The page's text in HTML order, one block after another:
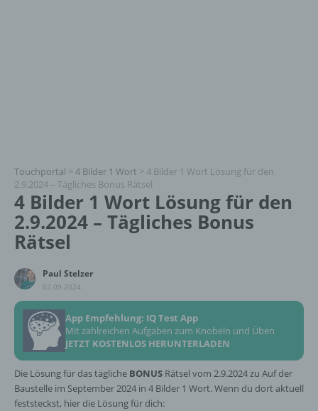
Touchportal > 4 Bilder 1 Wort > 4 Bilder 1 Wort Lösung für den
2.9.2024 – Tägliches Bonus Rätsel
4 Bilder 1 Wort Lösung für den
2.9.2024 – Tägliches Bonus
Rätsel
Paul Stelzer
02.09.2024
App Empfehlung: IQ Test App
Mit zahlreichen Aufgaben zum Knobeln und Üben
JETZT KOSTENLOS HERUNTERLADEN
Die Lösung für das tägliche BONUS Rätsel vom 2.9.2024 zu Auf der
Baustelle im September 2024 in 4 Bilder 1 Wort. Wenn du dort aktuell
feststeckst, hier die Lösung für dich: